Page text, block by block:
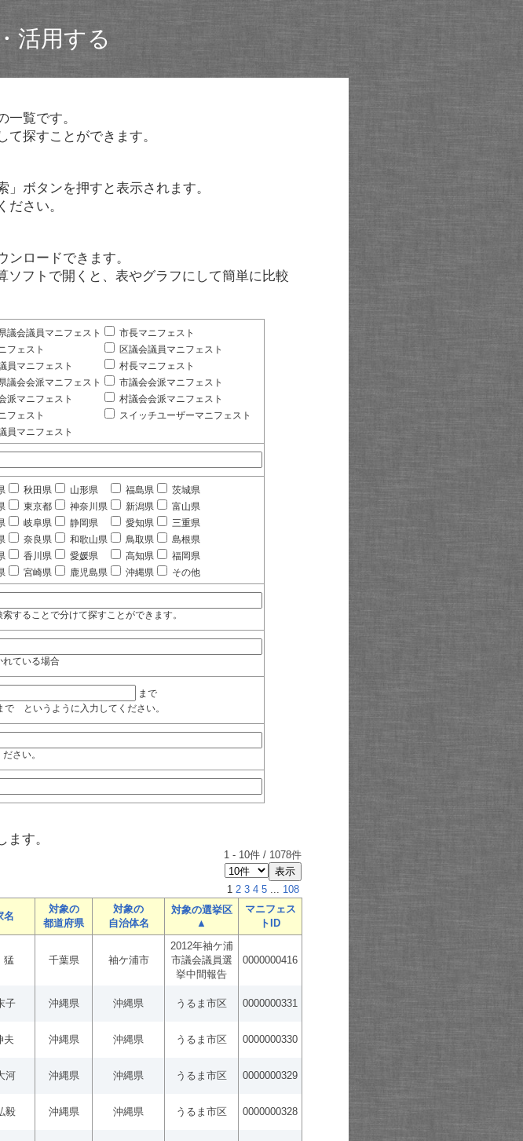
活用する
覧です。
探すことができます。
ボタンを押すと表示されます。
さい。
ロードできます。
フトで開くと、表やグラフにして簡単に比較
議会議員マニフェスト
市長マニフェスト
フェスト
区議会議員マニフェスト
員マニフェスト
村長マニフェスト
議会会派マニフェスト
市議会会派マニフェスト
派マニフェスト
村議会会派マニフェスト
フェスト
スイッチユーザーマニフェスト
員マニフェスト
秋田県 山形県 福島県
茨城県
東京都 神奈川県 新潟県
富山県
岐阜県 静岡県 愛知県
三重県
奈良県 和歌山県 鳥取県
島根県
香川県 愛媛県 高知県
福岡県
宮崎県 鹿児島県 沖縄県 その他
することで分けて探すことができます。
ている場合
まで
というように入力してください。
さい。
す。
1 - 10件 / 1078件
1 2 3 4 5 ... 108
名
対象の
都道府県
対象の
自治体名
対象の選挙区
▲
マニフェス
トID
千葉県 袖ケ浦市
2012年袖ケ浦
市議会議員選
挙中間報告
0000000416
子 沖縄県 沖縄県 うるま市区 0000000331
夫 沖縄県 沖縄県 うるま市区 0000000330
河 沖縄県 沖縄県 うるま市区 0000000329
毅 沖縄県 沖縄県 うるま市区 0000000328